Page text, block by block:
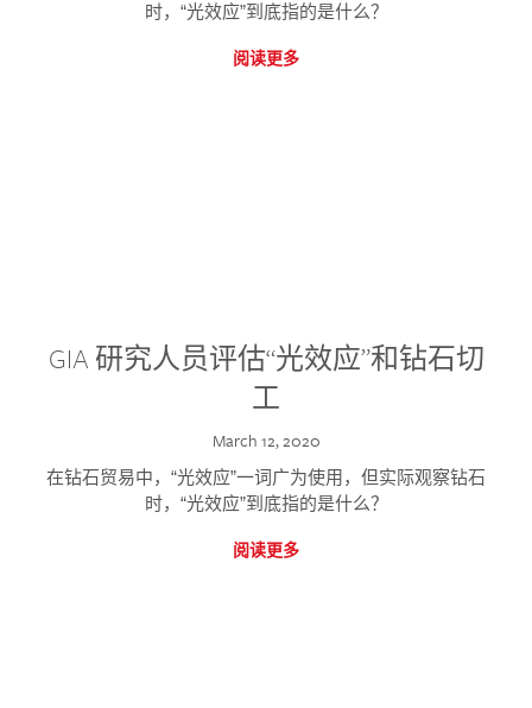
时，“光效应”到底指的是什么？
阅读更多
GIA 研究人员评估“光效应”和钻石切
工
March 12, 2020
在钻石贸易中，“光效应”一词广为使用，但实际观察钻石
时，“光效应”到底指的是什么？
阅读更多